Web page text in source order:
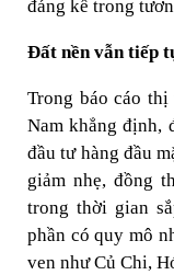
đáng kể trong
Đất nền vẫn tiếp
Trong báo cáo
Nam khẳng định,
đầu tư hàng đầu
giảm nhẹ, đồng
trong thời gian
phần có quy mô
ven như Củ Chi,